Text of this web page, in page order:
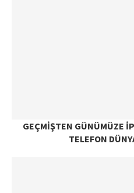
GEÇMIŞTEN GÜNÜMÜZE
TELEFON